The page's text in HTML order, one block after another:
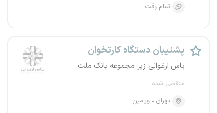
تمام وقت
پشتیبان دستگاه کارتخوان
یاس ارغوانی زیر مجموعه بانک ملت
منقضی شده
تهران
ورامین